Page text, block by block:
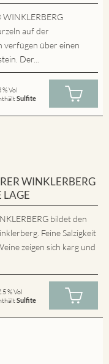
WINKLERBERG
auf der
verfügen über einen
Der...
% Vol
Sulfite
WINKLERBERG
LAGE
bildet den
Feine Salzigkeit
zeigen sich karg und
% Vol
Sulfite